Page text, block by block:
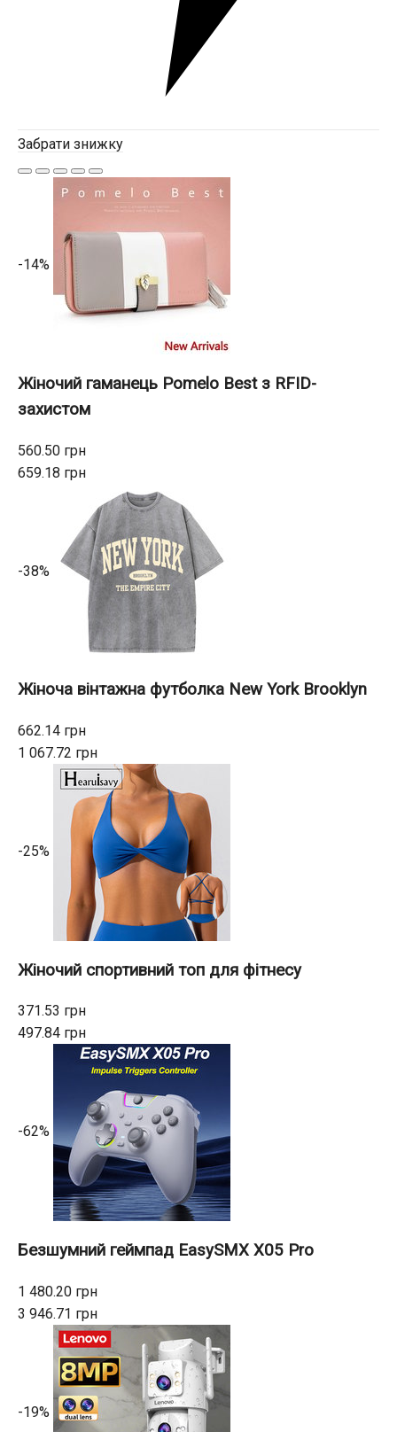
Забрати знижку
-14%
Жіночий гаманець Pomelo Best з RFID-
захистом
560.50 грн
659.18 грн
-38%
Жіноча вінтажна футболка New York Brooklyn
662.14 грн
1 067.72 грн
-25%
Жіночий спортивний топ для фітнесу
371.53 грн
497.84 грн
-62%
Безшумний геймпад EasySMX X05 Pro
1 480.20 грн
3 946.71 грн
-19%